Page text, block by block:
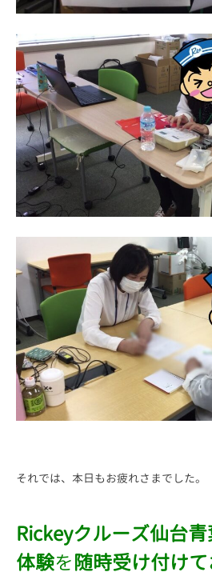
それでは、本日もお疲れさまでした。
Rickeyクルーズ仙台
体験を随時受け付けて